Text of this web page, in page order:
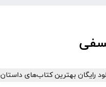
رایگان بهترین کتاب‌های داستان